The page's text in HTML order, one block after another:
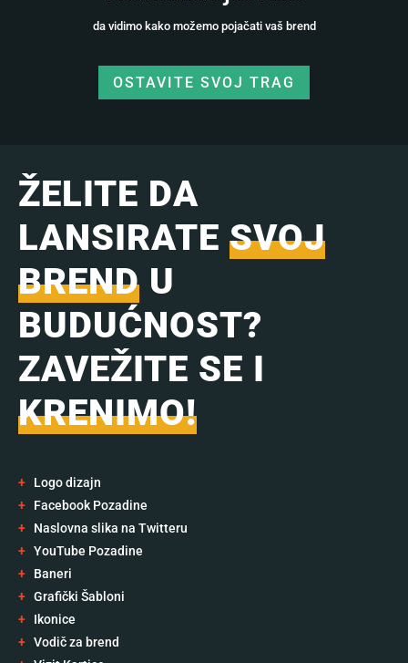
da vidimo kako možemo pojačati vaš brend
OSTAVITE SVOJ TRAG
ŽELITE DA
LANSIRATE SVOJ
BREND U
BUDUĆNOST?
ZAVEŽITE SE I
KRENIMO!
+ Logo dizajn
+ Facebook Pozadine
+ Naslovna slika na Twitteru
+ YouTube Pozadine
+ Baneri
+ Grafički Šabloni
+ Ikonice
+ Vodič za brend